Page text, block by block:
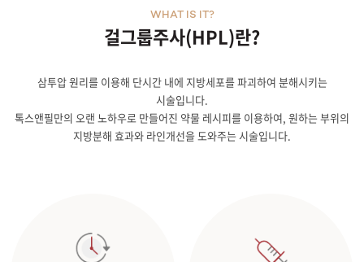
걸그룹주사(HPL)란?
WHAT IS IT?
삼투압 원리를 이용해 단시간 내에 지방세포를 파괴하여 분해시키는
시술입니다.
톡스앤필만의 오랜 노하우로 만들어진 약물 레시피를 이용하여, 원하는 부위의
지방분해 효과와 라인개선을 도와주는 시술입니다.